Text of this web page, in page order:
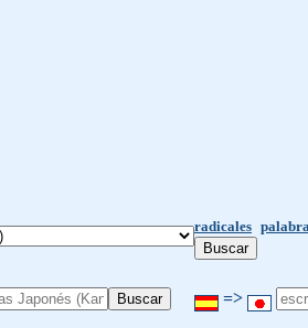
radicales
=>